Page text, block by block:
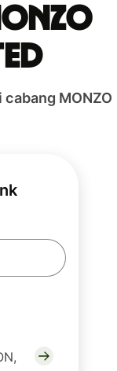
MONZO